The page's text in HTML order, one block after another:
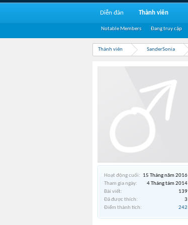
Thành viên SanderSonia
Hoạt động cuối:
15 Tháng năm 2016
Tham gia ngày:
4 Tháng tám 2014
Bài viết:
139
Đã được thích:
3
Điểm thành tích:
242
Diễn đàn Thành viên
Notable Members Đang truy cập